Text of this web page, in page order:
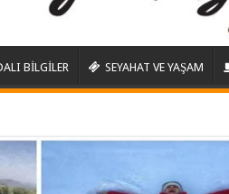
BİLGİLER SEYAHAT VE YAŞAM